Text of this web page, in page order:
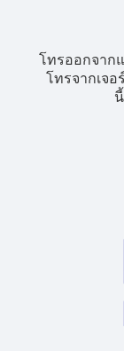
โทรออกจาก
โทรจากเจอ